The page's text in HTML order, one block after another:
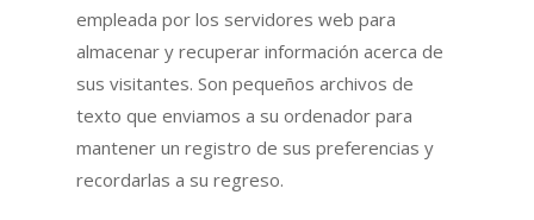
empleada por los servidores web para
almacenar y recuperar información acerca de
sus visitantes. Son pequeños archivos de
texto que enviamos a su ordenador para
mantener un registro de sus preferencias y
recordarlas a su regreso.